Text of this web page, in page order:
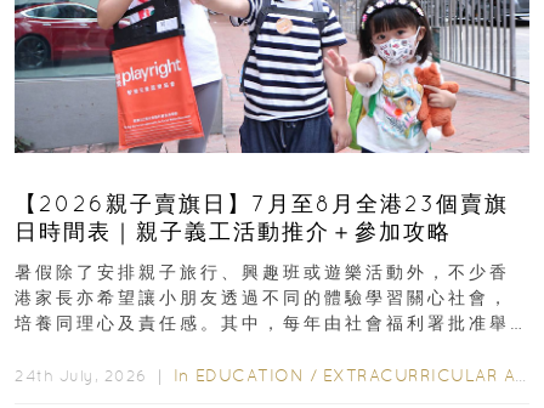
【2026親子賣旗日】7月至8月全港23個賣旗
日時間表｜親子義工活動推介＋參加攻略
暑假除了安排親子旅行、興趣班或遊樂活動外，不少香
港家長亦希望讓小朋友透過不同的體驗學習關心社會，
培養同理心及責任感。其中，每年由社會福利署批准舉
24th July, 2026 ｜ In EDUCATION / EXTRACURRICULAR ACTIVITIES